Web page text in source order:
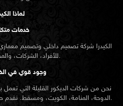
لماذا
خدمات
الكيدرا شركة تصميم داخلي وتصميم
للأفراد، الشركات، والمطورين العقاريين.
وجود قوي في
نحن من شركات الديكور القليلة التي
الدوحة، المنامة، الكويت، ومسقط. نقدم حلول مصممة لتناسب السوق المحلي.